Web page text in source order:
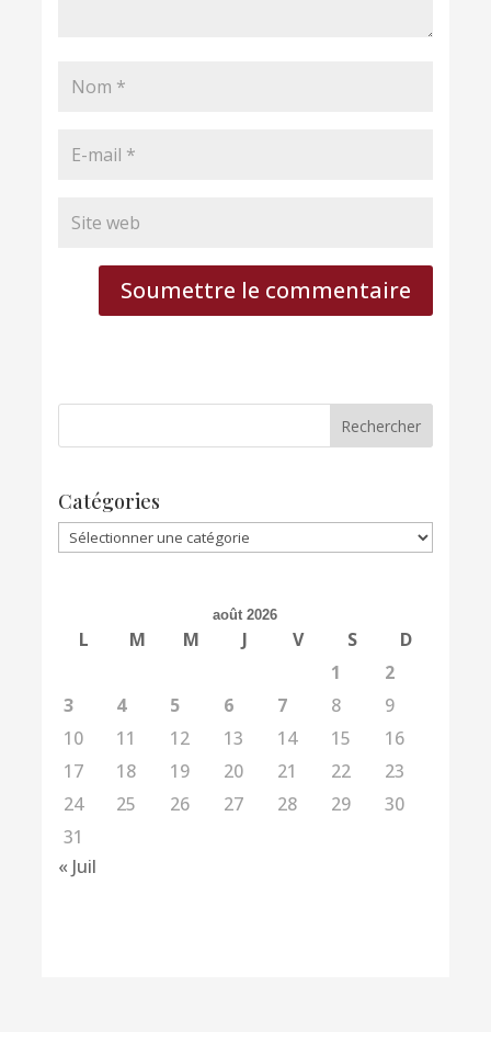
Soumettre le commentaire
Catégories
Catégories
août 2026
L M M J V S
D
1
2
3
4 5 6 7 8
9
10
11 12 13 14 15
16
17
18 19 20 21 22
23
24
25 26 27 28 29
30
31
« Juil